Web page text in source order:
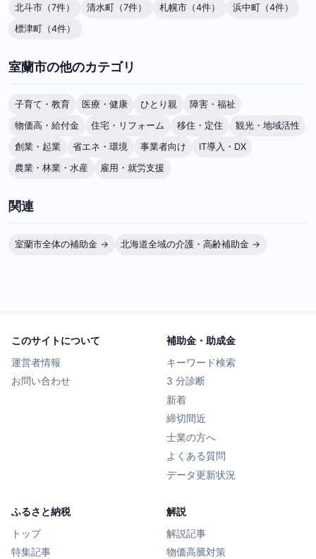
北斗市（7件）
清水町（7件） 札幌市（4件）
浜中町（4件）
標津町（4件）
室蘭市の他のカテゴリ
子育て・教育 医療・健康 ひとり親
障害・福祉
物価高・給付金
住宅・リフォーム 移住・定住
観光・地域活性
創業・起業
省エネ・環境 事業者向け
IT導入・DX
農業・林業・水産
雇用・就労支援
関連
室蘭市全体の補助金 → 北海道全域の介護・高齢補助金 →
このサイトについて
運営者情報
お問い合わせ
補助金・助成金
キーワード検索
3 分診断
新着
締切間近
士業の方へ
よくある質問
データ更新状況
ふるさと納税
トップ
特集記事
解説
解説記事
物価高騰対策